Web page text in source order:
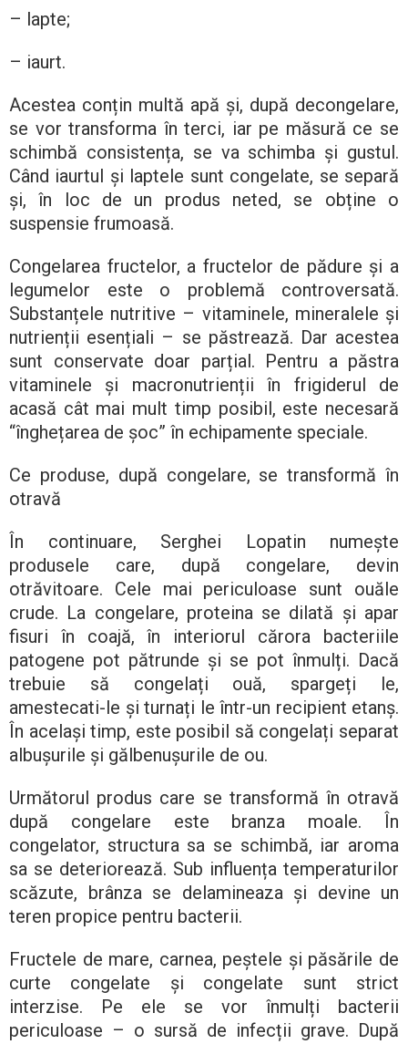
– lapte;
– iaurt.
Acestea conțin multă apă și, după decongelare,
se vor transforma în terci, iar pe măsură ce se
schimbă consistența, se va schimba și gustul.
Când iaurtul și laptele sunt congelate, se separă
și, în loc de un produs neted, se obține o
suspensie frumoasă.
Congelarea fructelor, a fructelor de pădure și a
legumelor este o problemă controversată.
Substanțele nutritive – vitaminele, mineralele și
nutrienții esențiali – se păstrează. Dar acestea
sunt conservate doar parțial. Pentru a păstra
vitaminele și macronutrienții în frigiderul de
acasă cât mai mult timp posibil, este necesară
“înghețarea de șoc” în echipamente speciale.
Ce produse, după congelare, se transformă în
otravă
În continuare, Serghei Lopatin numește
produsele care, după congelare, devin
otrăvitoare. Cele mai periculoase sunt ouăle
crude. La congelare, proteina se dilată și apar
fisuri în coajă, în interiorul cărora bacteriile
patogene pot pătrunde și se pot înmulți. Dacă
trebuie să congelați ouă, spargeți le,
amestecati-le și turnați le într-un recipient etanș.
În același timp, este posibil să congelați separat
albușurile și gălbenușurile de ou.
Următorul produs care se transformă în otravă
după congelare este branza moale. În
congelator, structura sa se schimbă, iar aroma
sa se deteriorează. Sub influența temperaturilor
scăzute, brânza se delamineaza și devine un
teren propice pentru bacterii.
Fructele de mare, carnea, peștele și păsările de
curte congelate și congelate sunt strict
interzise. Pe ele se vor înmulți bacterii
periculoase – o sursă de infecții grave. După